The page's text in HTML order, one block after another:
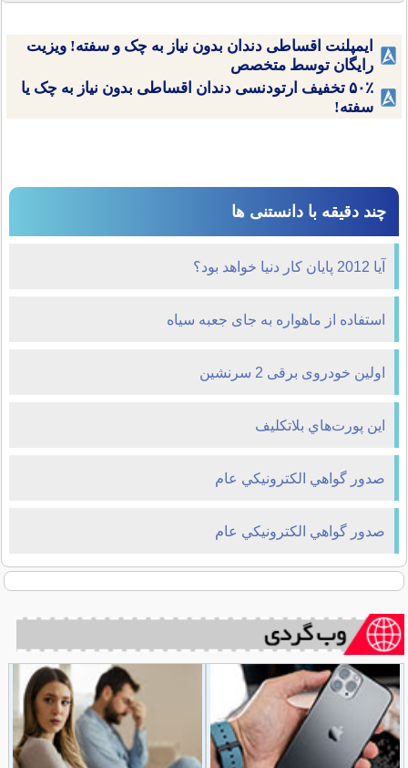
ایمپلنت اقساطی دندان بدون نیاز به چک و سفته! ویزیت
رایگان توسط متخصص
۵۰٪ تخفیف ارتودنسی دندان اقساطی بدون نیاز به چک یا
سفته!
چند دقیقه با دانستنی ها
آیا 2012 پایان کار دنیا خواهد بود؟
استفاده از ماهواره به جای جعبه سیاه
اولین خودروی برقی 2 سرنشین
اين پورت‌هاي بلاتکليف
صدور گواهي الکترونيکي عام
صدور گواهي الکترونيکي عام